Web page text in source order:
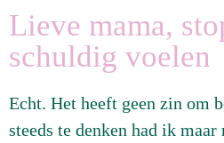
Lieve mama,
schuldig voelen
Echt. Het heeft geen zin om
steeds te denken had ik